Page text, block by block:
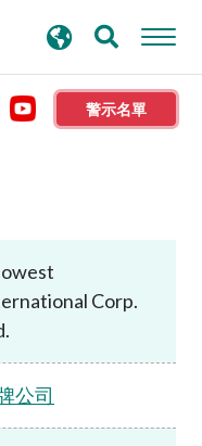
警示名單
Corp.
公司